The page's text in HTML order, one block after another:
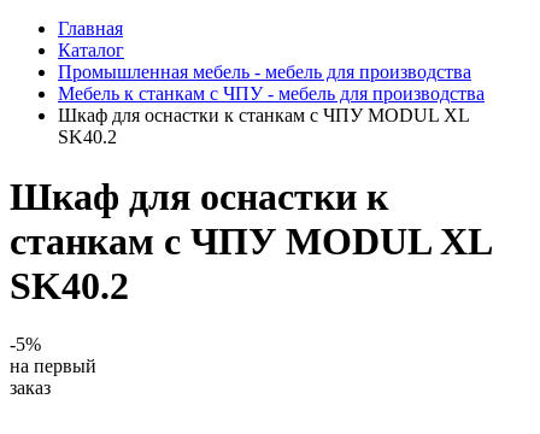
Главная
Каталог
Промышленная мебель - мебель для производства
Мебель к станкам с ЧПУ - мебель для производства
Шкаф для оснастки к станкам с ЧПУ MODUL XL
SK40.2
Шкаф для оснастки к
станкам с ЧПУ MODUL XL
SK40.2
-5%
на первый
заказ